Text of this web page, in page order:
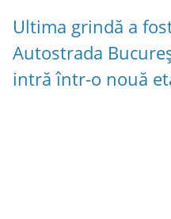
Ultima grindă a
Autostrada
intră într-o nouă